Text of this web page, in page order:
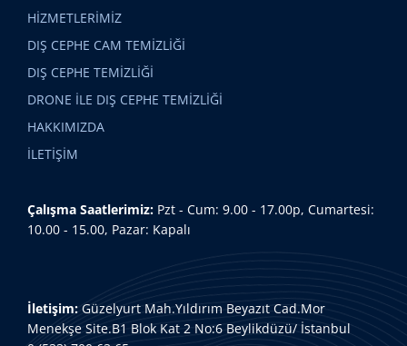
HİZMETLERİMİZ
DIŞ CEPHE CAM TEMİZLİĞİ
DIŞ CEPHE TEMİZLİĞİ
DRONE İLE DIŞ CEPHE TEMİZLİĞİ
HAKKIMIZDA
İLETİŞİM
Çalışma Saatlerimiz: Pzt - Cum: 9.00 - 17.00p, Cumartesi:
10.00 - 15.00, Pazar: Kapalı
İletişim: Güzelyurt Mah.Yıldırım Beyazıt Cad.Mor
Menekşe Site.B1 Blok Kat 2 No:6 Beylikdüzü/ İstanbul